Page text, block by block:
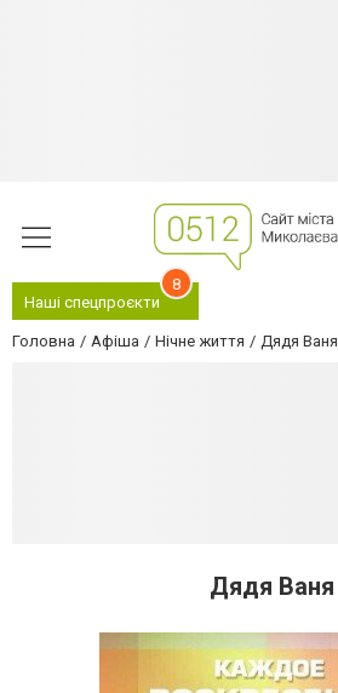
Наші спецпроєкти
8
Головна Афіша Нічне життя Дядя Ваня
Дядя Ваня